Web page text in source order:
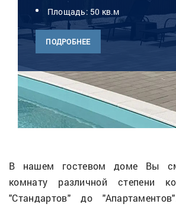
Площадь: 50 кв.м
ПОДРОБНЕЕ
В нашем гостевом доме Вы
комнату различной степени
"Стандартов" до